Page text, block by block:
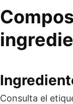
Consulta el